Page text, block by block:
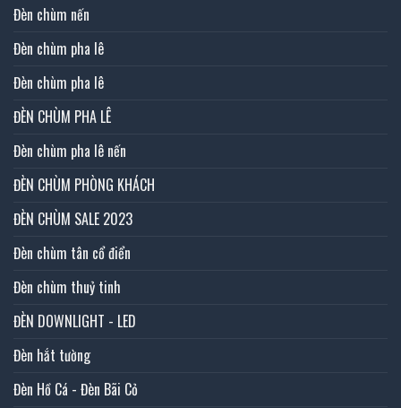
Đèn chùm nến
Đèn chùm pha lê
Đèn chùm pha lê
ĐÈN CHÙM PHA LÊ
Đèn chùm pha lê nến
ĐÈN CHÙM PHÒNG KHÁCH
ĐÈN CHÙM SALE 2023
Đèn chùm tân cổ điển
Đèn chùm thuỷ tinh
ĐÈN DOWNLIGHT - LED
Đèn hắt tường
Đèn Hồ Cá - Đèn Bãi Cỏ